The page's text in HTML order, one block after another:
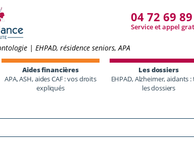
04 72 69
Service et appel
| EHPAD, résidence seniors, APA
Aides financières
APA, ASH, aides CAF : vos droits
expliqués
Les dossiers
EHPAD, Alzheimer, aidants
les dossiers